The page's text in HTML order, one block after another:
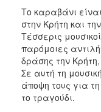
Το καραβάνι
στην Κρήτη και
Τέσσερις
παρόμοιες
δράσης την
Σε αυτή τη
άποψη τους για
το τραγούδι.